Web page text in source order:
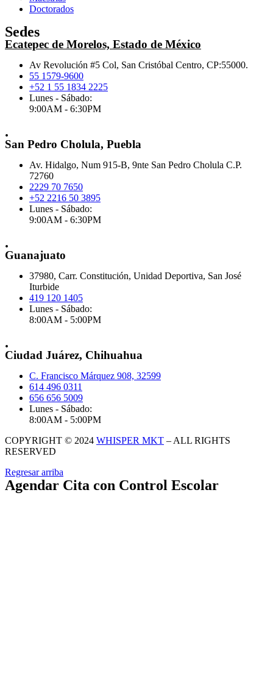
Doctorados
Sedes
Ecatepec de Morelos, Estado de México
Av Revolución #5 Col, San Cristóbal Centro, CP:55000.
55 1579-9600
+52 1 55 1834 2225
Lunes - Sábado:
9:00AM - 6:30PM
.
San Pedro Cholula, Puebla
Av. Hidalgo, Num 915-B, 9nte San Pedro Cholula C.P.
72760
2229 70 7650
+52 2216 50 3895
Lunes - Sábado:
9:00AM - 6:30PM
.
Guanajuato
37980, Carr. Constitución, Unidad Deportiva, San José
Iturbide
419 120 1405
Lunes - Sábado:
8:00AM - 5:00PM
.
Ciudad Juárez, Chihuahua
C. Francisco Márquez 908, 32599
614 496 0311
656 656 5009
Lunes - Sábado:
8:00AM - 5:00PM
COPYRIGHT © 2024 WHISPER MKT – ALL RIGHTS
RESERVED
Regresar arriba
Agendar Cita con Control Escolar